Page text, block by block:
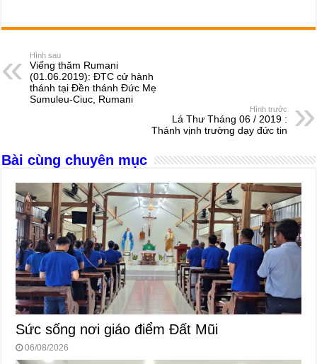
c
e
b
o
ss
n
g
at
A
p
e
s
er ail ar
Hình sau
Viếng thăm Rumani
(01.06.2019): ĐTC cử hành
thánh tại Đền thánh Đức Mẹ
Sumuleu-Ciuc, Rumani
Hình trước
Lá Thư Tháng 06 / 2019 :
Thánh vịnh trường dạy đức tin
Bài cùng chuyên mục
Sức sống nơi giáo điểm Đất Mũi
06/08/2026